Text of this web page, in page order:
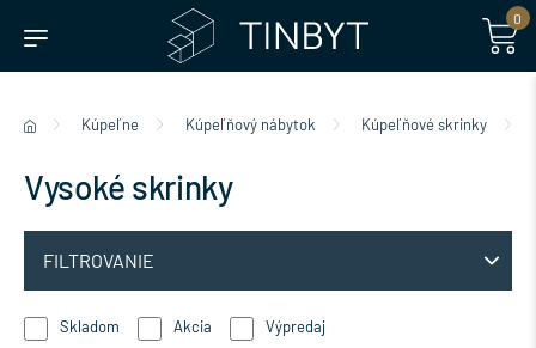
0
Kúpeľne Kúpeľňový nábytok Kúpeľňové skrinky
Vysoké skrinky
FILTROVANIE
Skladom Akcia Výpredaj